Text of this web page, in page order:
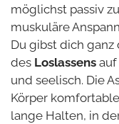
möglichst passiv
muskuläre
Du gibst dich ganz
des Loslassens
und seelisch. Die
Körper
lange Halten, in